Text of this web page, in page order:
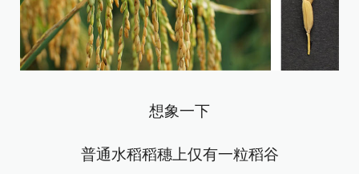
想象一下
普通水稻稻穗上仅有一粒稻谷